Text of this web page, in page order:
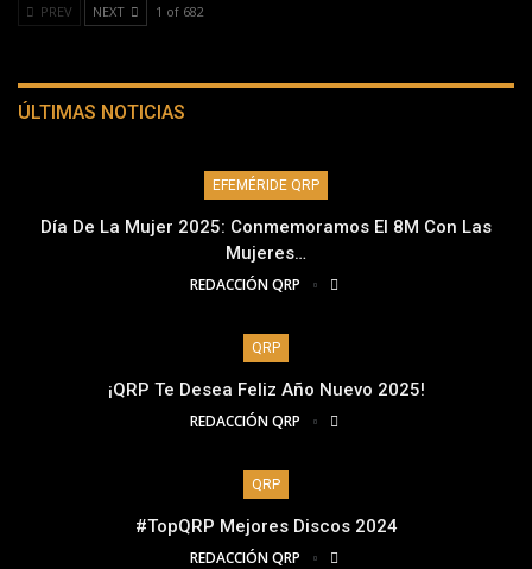
PREV NEXT 1 of 682
ÚLTIMAS NOTICIAS
EFEMÉRIDE QRP
Día De La Mujer 2025: Conmemoramos El 8M Con Las
Mujeres…
REDACCIÓN QRP
QRP
¡QRP Te Desea Feliz Año Nuevo 2025!
REDACCIÓN QRP
QRP
#TopQRP Mejores Discos 2024
REDACCIÓN QRP